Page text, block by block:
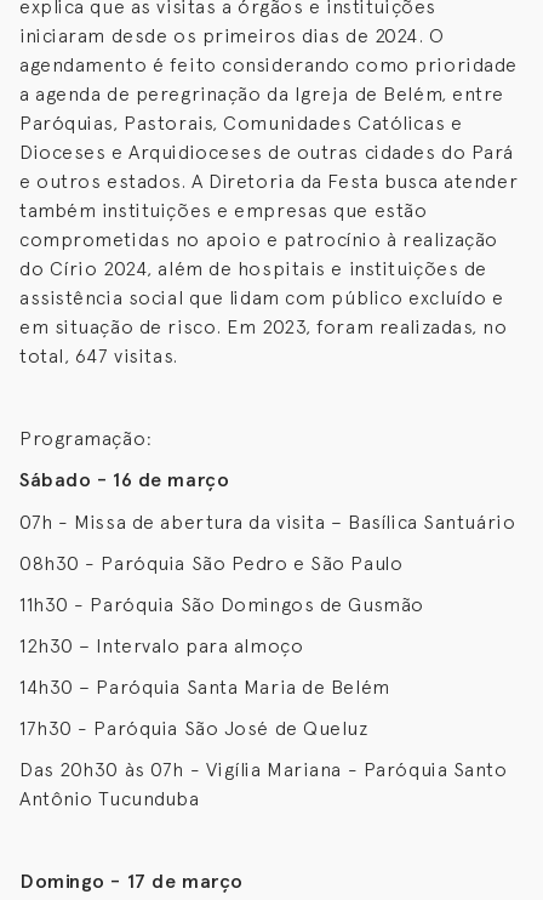
explica que as visitas a órgãos e instituições
iniciaram desde os primeiros dias de 2024. O
agendamento é feito considerando como prioridade
a agenda de peregrinação da Igreja de Belém, entre
Paróquias, Pastorais, Comunidades Católicas e
Dioceses e Arquidioceses de outras cidades do Pará
e outros estados. A Diretoria da Festa busca atender
também instituições e empresas que estão
comprometidas no apoio e patrocínio à realização
do Círio 2024, além de hospitais e instituições de
assistência social que lidam com público excluído e
em situação de risco. Em 2023, foram realizadas, no
total, 647 visitas.
Programação:
Sábado - 16 de março
07h - Missa de abertura da visita – Basílica Santuário
08h30 - Paróquia São Pedro e São Paulo
11h30 - Paróquia São Domingos de Gusmão
12h30 – Intervalo para almoço
14h30 – Paróquia Santa Maria de Belém
17h30 - Paróquia São José de Queluz
Das 20h30 às 07h - Vigília Mariana - Paróquia Santo
Antônio Tucunduba
Domingo - 17 de março